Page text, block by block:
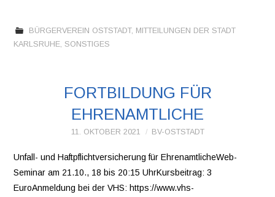
BÜRGERVEREIN OSTSTADT, MITTEILUNGEN DER STADT
KARLSRUHE, SONSTIGES
FORTBILDUNG FÜR
EHRENAMTLICHE
11. OKTOBER 2021 BV-OSTSTADT
Unfall- und Haftpflichtversicherung für EhrenamtlicheWeb-
Seminar am 21.10., 18 bis 20:15 UhrKursbeitrag: 3
EuroAnmeldung bei der VHS: https://www.vhs-